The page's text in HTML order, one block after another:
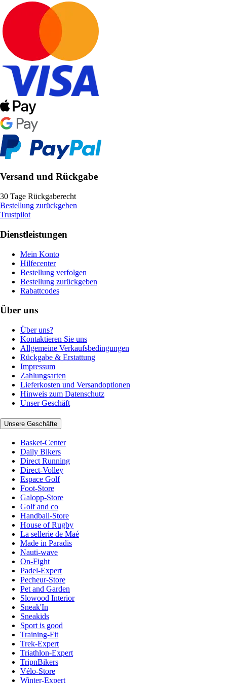
Versand und Rückgabe
30 Tage Rückgaberecht
Bestellung zurückgeben
Trustpilot
Dienstleistungen
Mein Konto
Hilfecenter
Bestellung verfolgen
Bestellung zurückgeben
Rabattcodes
Über uns
Über uns?
Kontaktieren Sie uns
Allgemeine Verkaufsbedingungen
Rückgabe & Erstattung
Impressum
Zahlungsarten
Lieferkosten und Versandoptionen
Hinweis zum Datenschutz
Unser Geschäft
Unsere Geschäfte
Basket-Center
Daily Bikers
Direct Running
Direct-Volley
Espace Golf
Foot-Store
Galopp-Store
Golf and co
Handball-Store
House of Rugby
La sellerie de Maé
Made in Paradis
Nauti-wave
On-Fight
Padel-Expert
Pecheur-Store
Pet and Garden
Slowood Interior
Sneak'In
Sneakids
Sport is good
Training-Fit
Trek-Expert
Triathlon-Expert
TripnBikers
Vélo-Store
Winter-Expert